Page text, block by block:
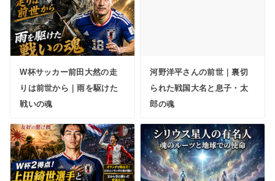
W杯サッカー前田大然の走
りは前世から｜雨を駆けた
戦いの魂
河野洋平さんの前世｜裏切
られた戦国大名と息子・太
郎の魂